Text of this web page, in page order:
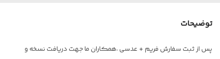
توضیحات
پس از ثبت سفارش فریم + عدسی ،همکاران ما جهت دریافت نسخه و